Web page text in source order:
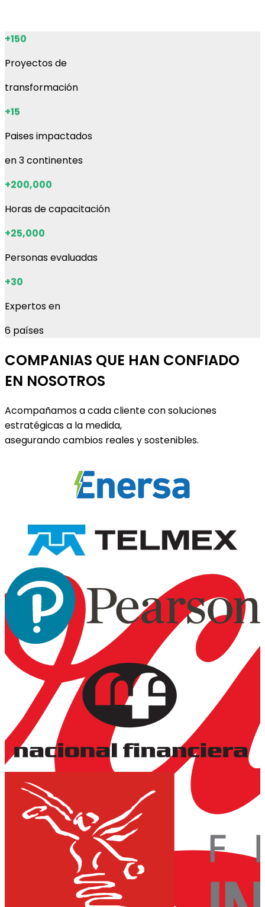
+150
Proyectos de
transformación
+15
Paises impactados
en 3 continentes
+200,000
Horas de capacitación
+25,000
Personas evaluadas
+30
Expertos en
6 países
COMPANIAS QUE HAN CONFIADO
EN NOSOTROS
Acompañamos a cada cliente con soluciones
estratégicas a la medida,
asegurando cambios reales y sostenibles.